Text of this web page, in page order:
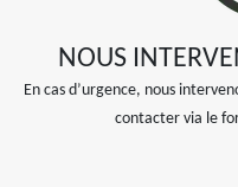
NOUS
En cas d’urgence, nous
contacter via le